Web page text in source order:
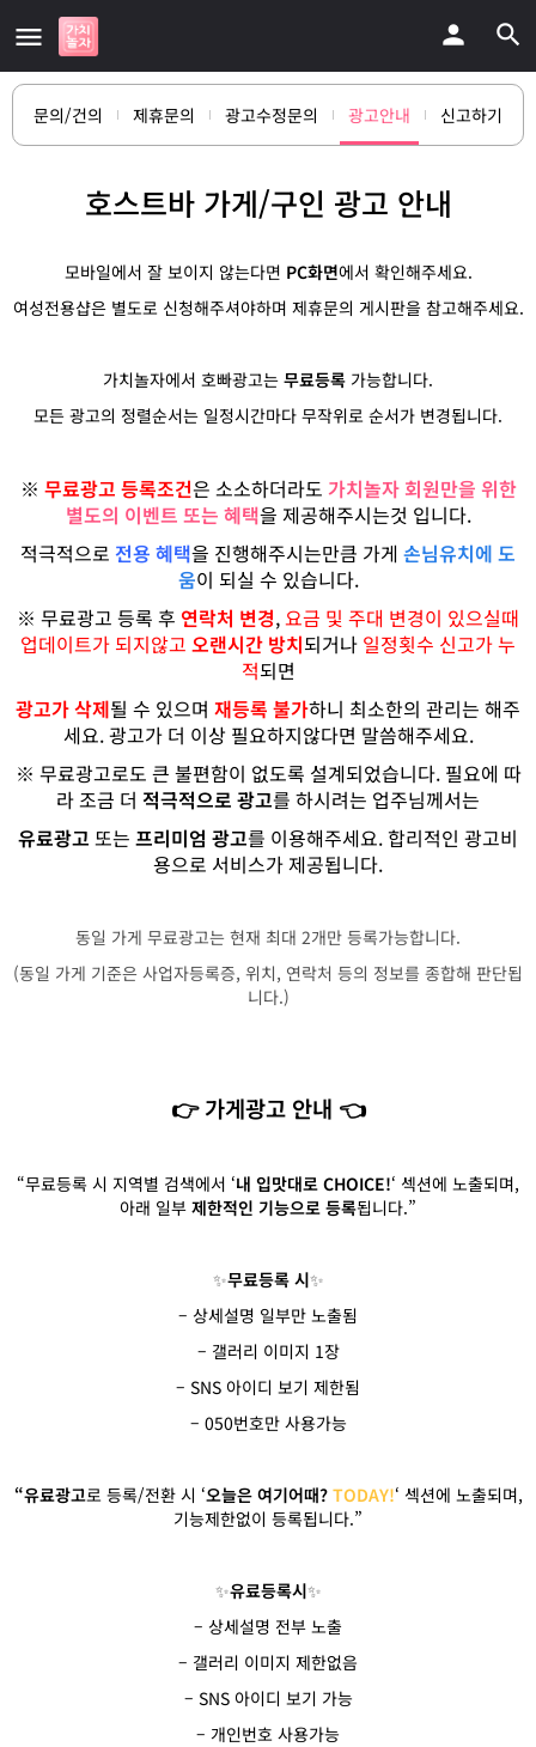
문의/건의 제휴문의 광고수정문의 광고안내 신고하기
호스트바 가게/구인 광고 안내
모바일에서 잘 보이지 않는다면 PC화면에서 확인해주세요.
여성전용샵은 별도로 신청해주셔야하며 제휴문의 게시판을 참고해주세요.
가치놀자에서 호빠광고는 무료등록 가능합니다.
모든 광고의 정렬순서는 일정시간마다 무작위로 순서가 변경됩니다.
※ 무료광고 등록조건은 소소하더라도 가치놀자 회원만을 위한
별도의 이벤트 또는 혜택을 제공해주시는것 입니다.
적극적으로 전용 혜택을 진행해주시는만큼 가게 손님유치에 도
움이 되실 수 있습니다.
※ 무료광고 등록 후 연락처 변경,요금 및 주대 변경이 있으실때
업데이트가 되지않고 오랜시간 방치되거나 일정횟수 신고가 누
적되면
광고가 삭제될 수 있으며 재등록 불가하니 최소한의 관리는 해주
세요. 광고가 더 이상 필요하지않다면 말씀해주세요.
※ 무료광고로도 큰 불편함이 없도록 설계되었습니다. 필요에 따
라 조금 더 적극적으로 광고를 하시려는 업주님께서는
유료광고 또는 프리미엄 광고를 이용해주세요.합리적인 광고비
용으로 서비스가 제공됩니다.
동일 가게 무료광고는 현재 최대 2개만 등록가능합니다.
(동일 가게 기준은 사업자등록증, 위치, 연락처 등의 정보를 종합해 판단됩
니다.)
👉 가게광고 안내 👈
“무료등록 시 지역별 검색에서 ‘내 입맛대로 CHOICE!‘ 섹션에 노출되며,
아래 일부 제한적인 기능으로 등록됩니다.”
✨무료등록 시✨
– 상세설명 일부만 노출됨
– 갤러리 이미지 1장
– SNS 아이디 보기 제한됨
– 050번호만 사용가능
“유료광고로 등록/전환 시 ‘오늘은 여기어때? TODAY!‘ 섹션에 노출되며,
기능제한없이 등록됩니다.”
✨유료등록시✨
– 상세설명 전부 노출
– 갤러리 이미지 제한없음
– SNS 아이디 보기 가능
– 개인번호 사용가능